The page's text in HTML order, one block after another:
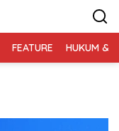
FEATURE HUKUM &